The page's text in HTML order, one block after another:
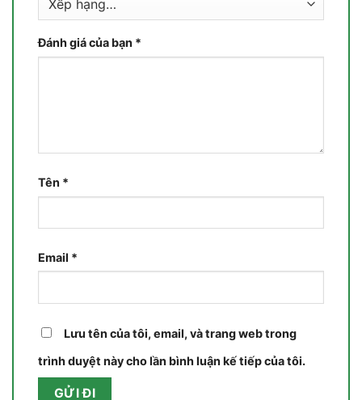
Đánh giá của bạn *
Tên *
Email *
Lưu tên của tôi, email, và trang web trong
trình duyệt này cho lần bình luận kế tiếp của tôi.